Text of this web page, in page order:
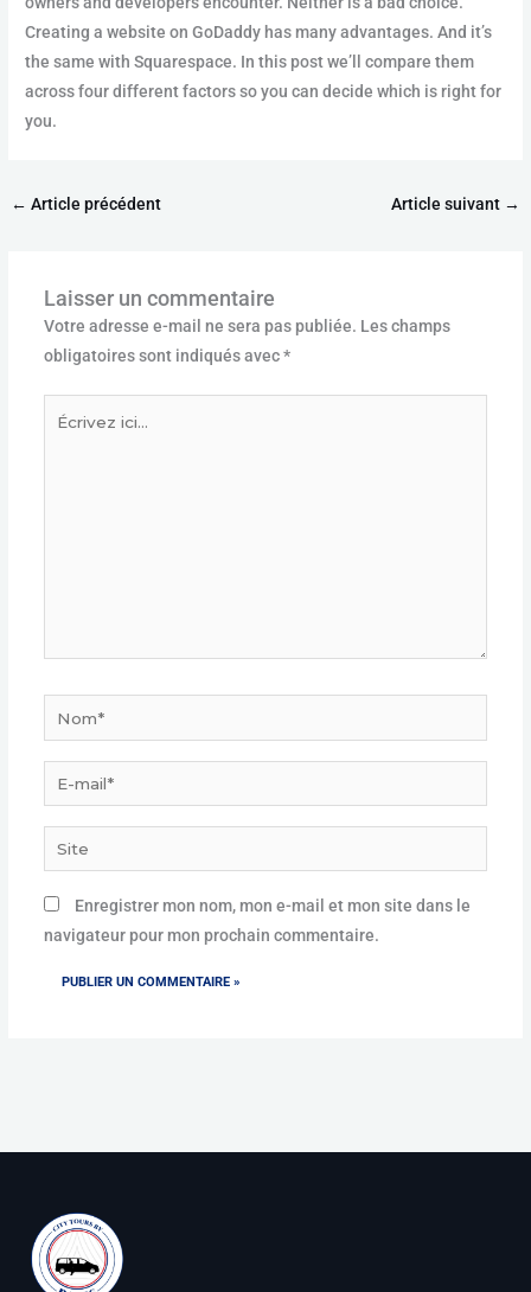
Creating a website on GoDaddy has many advantages. And it’s
the same with Squarespace. In this post we’ll compare them
across four different factors so you can decide which is right for
you.
← Article précédent Article suivant →
Laisser un commentaire
Votre adresse e-mail ne sera pas publiée. Les champs
obligatoires sont indiqués avec*
mail*
Site
Enregistrer mon nom, mon e-mail et mon site dans le
navigateur pour mon prochain commentaire.